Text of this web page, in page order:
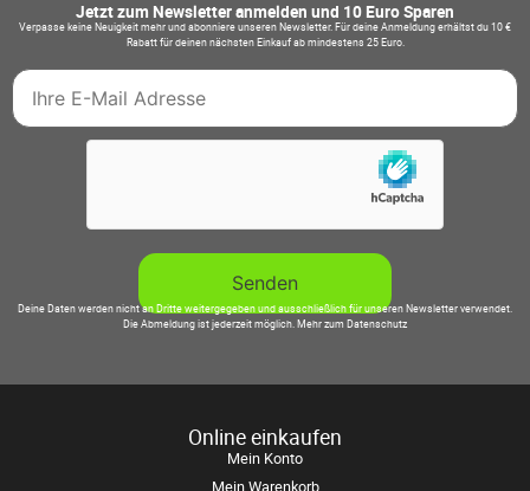
Jetzt zum Newsletter anmelden und 10 Euro Sparen
Verpasse keine Neuigkeit mehr und abonniere unseren Newsletter. Für deine Anmeldung erhältst du 10 €
Rabatt für deinen nächsten Einkauf ab mindestens 25 Euro.
Deine Daten werden nicht an Dritte weitergegeben und ausschließlich für unseren Newsletter verwendet.
Die Abmeldung ist jederzeit möglich.Mehr zum Datenschutz
Online einkaufen
Mein Konto